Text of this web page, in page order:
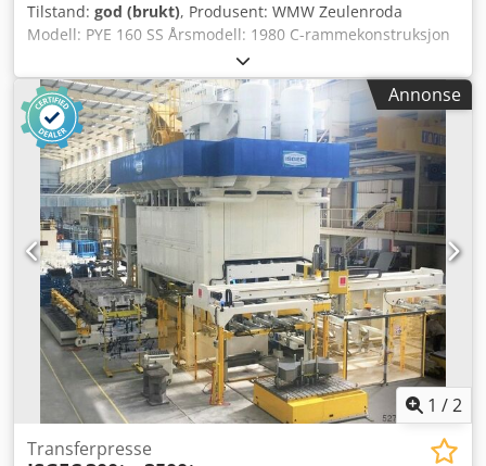
Tilstand: god (brukt), Produsent: WMW Zeulenroda
Modell: PYE 160 SS Årsmodell: 1980 C-rammekonstruksjon
Verktøyhøyde: 850 mm Tykkelse på pressbord: 100 mm
Klaring (C-siden): 360 mm Cjdpfxewp Nv Hs Ah Isha
Spesifikasjoner Metriske enheter US Standard Kapasitet:
160 000 Bordlengde: 1250 mm Bredde bord: 600 mm
Stempelslag: 500 mm Start-hastighet: 100 mm/min
Arbeidshastighet: 10 mm/min Returhastighet: 125 mm/min
Effekt: 22,5 kW Mål (ca.) Lengde: 2150 mm Bredde: 1250
mm Høyde: 3600 mm Vekt: 7500 kg Vennligst merk:
Informasjonen på denne siden er innhentet etter beste
evne fra oss og, der det har vært mulig, fra produsenten.
Opplysningene gis i god tro, men nøyaktigheten kan ikke
garanteres. Disse opplysningene danner derfor ikke noen
form for representasjon eller kontraktsvilkår. Vi anbefaler
at alle viktige detaljer kontrolleres nøye.
Annonse
1 /2
Transferpresse